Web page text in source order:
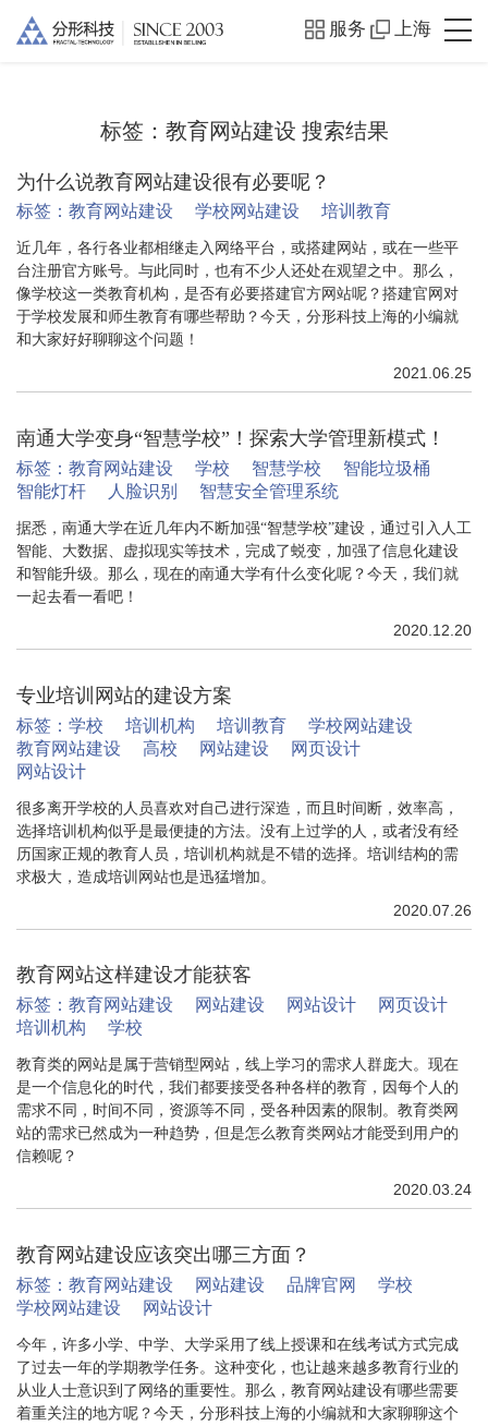
服务 上海
标签： 教育网站建设 搜索结果
为什么说教育网站建设很有必要呢？
标签： 教育网站建设 学校网站建设 培训教育
近几年，各行各业都相继走入网络平台，或搭建网站，或在一些平
台注册官方账号。与此同时，也有不少人还处在观望之中。那么，
像学校这一类教育机构，是否有必要搭建官方网站呢？搭建官网对
于学校发展和师生教育有哪些帮助？今天，分形科技上海的小编就
和大家好好聊聊这个问题！
2021.06.25
南通大学变身“智慧学校”！探索大学管理新模式！
标签： 教育网站建设 学校 智慧学校
智能垃圾桶
智能灯杆
人脸识别 智慧安全管理系统
据悉，南通大学在近几年内不断加强“智慧学校”建设，通过引入人工
智能、大数据、虚拟现实等技术，完成了蜕变，加强了信息化建设
和智能升级。那么，现在的南通大学有什么变化呢？今天，我们就
一起去看一看吧！
2020.12.20
专业培训网站的建设方案
标签： 学校 培训机构 培训教育
学校网站建设
教育网站建设
高校 网站建设
网页设计
网站设计
很多离开学校的人员喜欢对自己进行深造，而且时间断，效率高，
选择培训机构似乎是最便捷的方法。没有上过学的人，或者没有经
历国家正规的教育人员，培训机构就是不错的选择。培训结构的需
求极大，造成培训网站也是迅猛增加。
2020.07.26
教育网站这样建设才能获客
标签： 教育网站建设 网站建设 网站设计
网页设计
培训机构
学校
教育类的网站是属于营销型网站，线上学习的需求人群庞大。现在
是一个信息化的时代，我们都要接受各种各样的教育，因每个人的
需求不同，时间不同，资源等不同，受各种因素的限制。教育类网
站的需求已然成为一种趋势，但是怎么教育类网站才能受到用户的
信赖呢？
2020.03.24
教育网站建设应该突出哪三方面？
标签： 教育网站建设 网站建设 品牌官网
学校
学校网站建设
网站设计
今年，许多小学、中学、大学采用了线上授课和在线考试方式完成
了过去一年的学期教学任务。这种变化，也让越来越多教育行业的
从业人士意识到了网络的重要性。那么，教育网站建设有哪些需要
着重关注的地方呢？今天，分形科技上海的小编就和大家聊聊这个